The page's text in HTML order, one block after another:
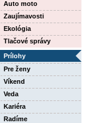
Auto moto
Zaujímavosti
Ekológia
Tlačové správy
Prílohy
Pre ženy
Víkend
Veda
Kariéra
Radíme